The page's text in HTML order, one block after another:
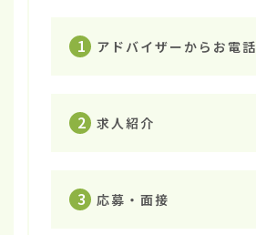
1 アドバイザーからお電話
2 求人紹介
3 応募・面接